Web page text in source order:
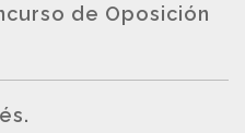
de Oposición